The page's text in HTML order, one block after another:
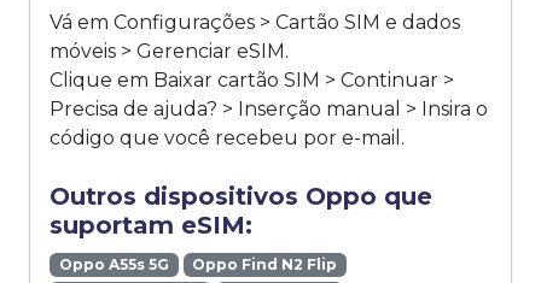
Vá em Configurações > Cartão SIM e dados
móveis > Gerenciar eSIM.
Clique em Baixar cartão SIM > Continuar >
Precisa de ajuda? > Inserção manual > Insira o
código que você recebeu por e-mail.
Outros dispositivos Oppo que
suportam eSIM:
Oppo A55s 5G
Oppo Find N2 Flip